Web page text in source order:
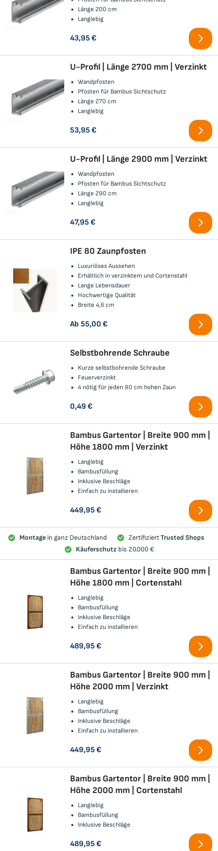
Länge 200 cm
Langlebig
43,95 €
U-Profil | Länge 2700 mm | Verzinkt
Wandpfosten
Pfosten für Bambus Sichtschutz
Länge 270 cm
Langlebig
53,95 €
U-Profil | Länge 2900 mm | Verzinkt
Wandpfosten
Pfosten für Bambus Sichtschutz
Länge 290 cm
Langlebig
47,95 €
IPE 80 Zaunpfosten
Luxuriöses Aussehen
Erhältlich in verzinktem und Cortenstahl
Lange Lebensdauer
Hochwertige Qualität
Breite 4,6 cm
Ab 55,00 €
Selbstbohrende Schraube
Kurze selbstbohrende Schraube
Feuerverzinkt
4 nötig für jeden 90 cm hohen Zaun
0,49 €
Bambus Gartentor | Breite 900 mm |
Höhe 1800 mm | Verzinkt
Langlebig
Bambusfüllung
Inklusive Beschläge
Einfach zu installieren
449,95 €
Montage in ganz Deutschland ZertifiziertTrusted Shops
Käuferschutzbis 20.000 €
Bambus Gartentor | Breite 900 mm |
Höhe 1800 mm | Cortenstahl
Langlebig
Bambusfüllung
Inklusive Beschläge
Einfach zu installieren
489,95 €
Bambus Gartentor | Breite 900 mm |
Höhe 2000 mm | Verzinkt
Langlebig
Bambusfüllung
Inklusive Beschläge
Einfach zu installieren
449,95 €
Bambus Gartentor | Breite 900 mm |
Höhe 2000 mm | Cortenstahl
Langlebig
Bambusfüllung
Inklusive Beschläge
489,95 €